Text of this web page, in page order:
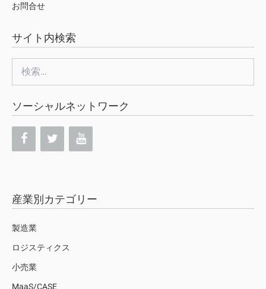
お問合せ
サイト内検索
索:
ソーシャルネットワーク
産業別カテゴリー
製造業
ロジスティクス
小売業
MaaS/CASE